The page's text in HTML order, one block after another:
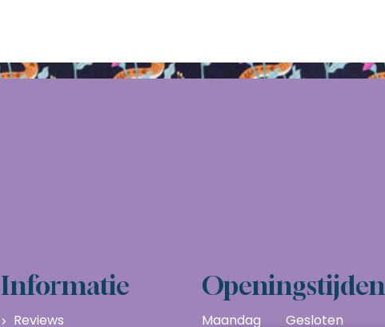
Informatie
Reviews
Openingstijden
Maandag Gesloten